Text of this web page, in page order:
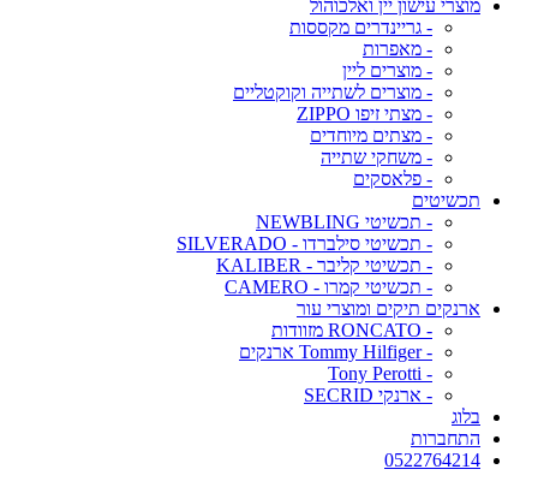
מוצרי עישון יין ואלכוהול
- גריינדרים מקססות
- מאפרות
- מוצרים ליין
- מוצרים לשתייה וקוקטליים
- מצתי זיפו ZIPPO
- מצתים מיוחדים
- משחקי שתייה
- פלאסקים
תכשיטים
- תכשיטי NEWBLING
- תכשיטי סילברדו - SILVERADO
- תכשיטי קליבר - KALIBER
- תכשיטי קמרו - CAMERO
ארנקים תיקים ומוצרי עור
- RONCATO מזוודות
- Tommy Hilfiger ארנקים
- Tony Perotti
- ארנקי SECRID
בלוג
התחברות
0522764214